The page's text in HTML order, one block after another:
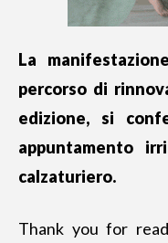
La
percorso di
edizione, si
appuntamento
calzaturiero.
Thank you for